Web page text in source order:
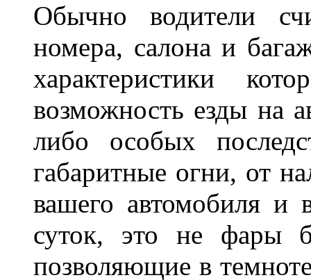
Обычно водители
номера, салона и
характеристики
возможность езды на
либо особых
габаритные огни, от
вашего автомобиля и
суток, это не фары
позволяющие в